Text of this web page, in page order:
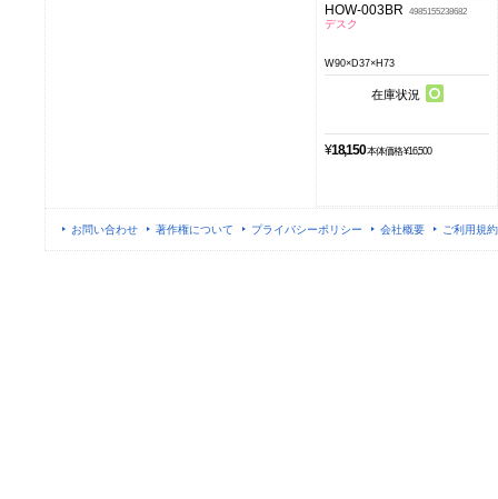
HOW-003BR 4985155238682
デスク
W90×D37×H73
在庫状況
¥18,150 本体価格 ¥16,500
お問い合わせ 著作権について プライバシーポリシー 会社概要 ご利用規約